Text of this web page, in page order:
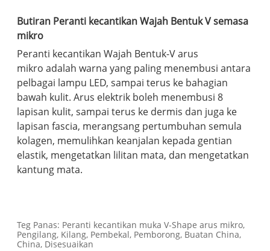
Butiran Peranti kecantikan Wajah Bentuk V semasa
mikro
Peranti kecantikan Wajah Bentuk-V arus
mikro adalah warna yang paling menembusi antara
pelbagai lampu LED, sampai terus ke bahagian
bawah kulit. Arus elektrik boleh menembusi 8
lapisan kulit, sampai terus ke dermis dan juga ke
lapisan fascia, merangsang pertumbuhan semula
kolagen, memulihkan keanjalan kepada gentian
elastik, mengetatkan lilitan mata, dan mengetatkan
kantung mata.
Teg Panas: Peranti kecantikan muka V-Shape arus mikro,
Pengilang, Kilang, Pembekal, Pemborong, Buatan China,
China, Disesuaikan